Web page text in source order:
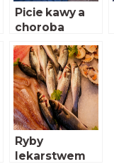
Picie kawy a
choroba
Alzheimera –
nowy stan
wiedzy
Ryby
lekarstwem